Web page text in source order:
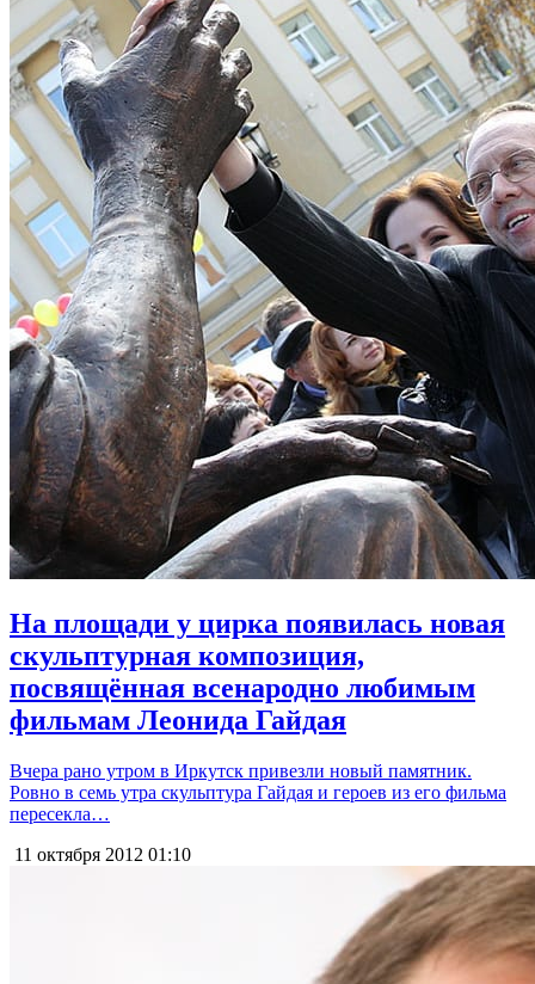
На площади у цирка появилась новая
скульптурная композиция,
посвящённая всенародно любимым
фильмам Леонида Гайдая
Вчера рано утром в Иркутск привезли новый памятник.
Ровно в семь утра скульптура Гайдая и героев из его фильма
пересекла…
11 октября 2012 01:10